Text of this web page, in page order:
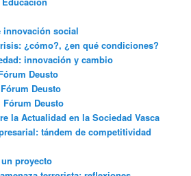
innovación social
¿cómo?, ¿en qué condiciones?
innovación y cambio
Deusto
Deusto
Fórum Deusto
la Actualidad en la Sociedad Vasca
tándem de competitividad
proyecto